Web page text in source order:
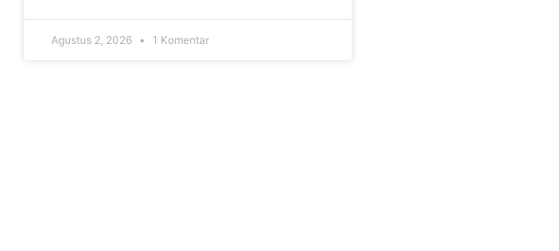
Agustus 2, 2026 1 Komentar